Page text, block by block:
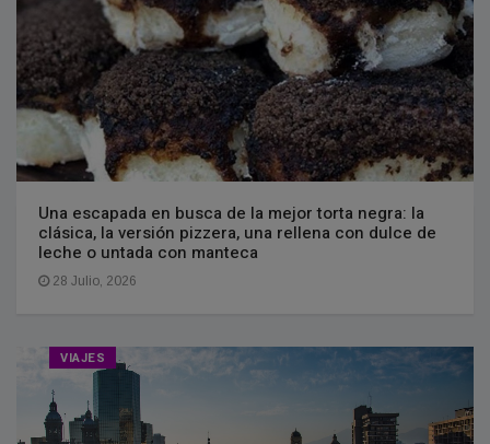
Una escapada en busca de la mejor torta negra: la
clásica, la versión pizzera, una rellena con dulce de
leche o untada con manteca
28 Julio, 2026
VIAJES